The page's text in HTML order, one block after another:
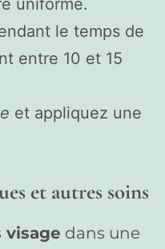
le temps de
entre 10 et 15
et appliquez une
et autres soins
visage dans une